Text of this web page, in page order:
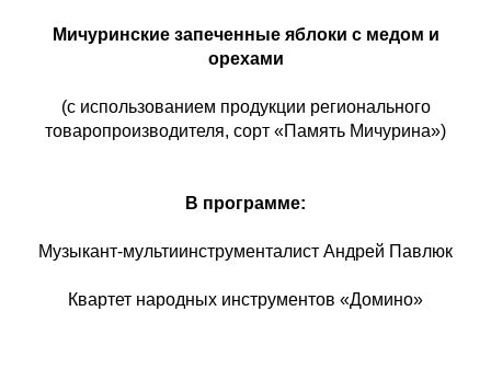
Мичуринские запеченные яблоки с медом и
орехами
(с использованием продукции регионального
товаропроизводителя, сорт «Память Мичурина»)
В программе:
Музыкант-мультиинструменталист Андрей Павлюк
Квартет народных инструментов «Домино»